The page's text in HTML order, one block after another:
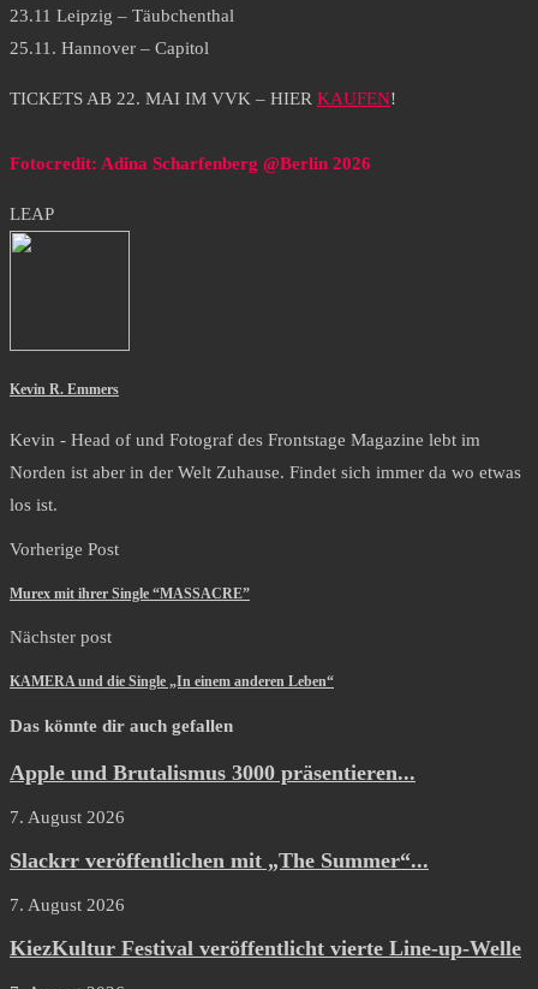
23.11 Leipzig – Täubchenthal
25.11. Hannover – Capitol
TICKETS AB 22. MAI IM VVK – HIER KAUFEN!
Fotocredit: Adina Scharfenberg @Berlin 2026
LEAP
Kevin R. Emmers
Kevin - Head of und Fotograf des Frontstage Magazine lebt im
Norden ist aber in der Welt Zuhause. Findet sich immer da wo etwas
los ist.
Vorherige Post
Murex mit ihrer Single “MASSACRE”
Nächster post
KAMERA und die Single „In einem anderen Leben“
Das könnte dir auch gefallen
Apple und Brutalismus 3000 präsentieren...
7. August 2026
Slackrr veröffentlichen mit „The Summer“...
7. August 2026
KiezKultur Festival veröffentlicht vierte Line-up-Welle